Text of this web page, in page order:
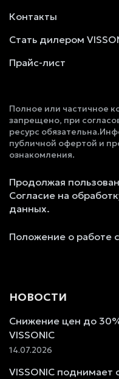
Контакты
Стать дилером
Прайс-лист
Полное или частичное
запрещено, при
ресурс
публичной офертой и
ознакомления.
Продолжая
Согласие на
данных.
Положение о работе
НОВОСТИ
Снижение цен до
VISSONIC
14.07.2026
VISSONIC